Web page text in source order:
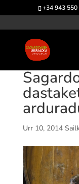
+34 943 550
Urr 10, 2014